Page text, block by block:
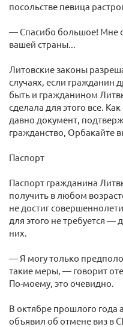
посольстве певица
— Спасибо большое! Мне
вашей страны...
Литовские законы
случаях, если гражданин
быть и гражданином
сделала для этого все.
давно документ,
гражданство, Орбакайте
Паспорт
Паспорт гражданина
получить в любом
не достиг
для этого не требуется —
них.
— Я могу только
такие меры, — говорит
По-моему, это очевидно.
В октябре прошлого года
объявил об отмене виз в